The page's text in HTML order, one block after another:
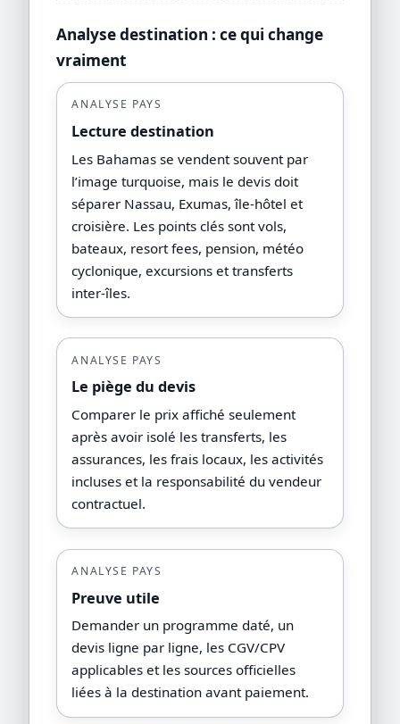
Analyse destination : ce qui change
vraiment
ANALYSE PAYS
Lecture destination
Les Bahamas se vendent souvent par
l’image turquoise, mais le devis doit
séparer Nassau, Exumas, île-hôtel et
croisière. Les points clés sont vols,
bateaux, resort fees, pension, météo
cyclonique, excursions et transferts
inter-îles.
ANALYSE PAYS
Le piège du devis
Comparer le prix affiché seulement
après avoir isolé les transferts, les
assurances, les frais locaux, les activités
incluses et la responsabilité du vendeur
contractuel.
ANALYSE PAYS
Preuve utile
Demander un programme daté, un
devis ligne par ligne, les CGV/CPV
applicables et les sources officielles
liées à la destination avant paiement.